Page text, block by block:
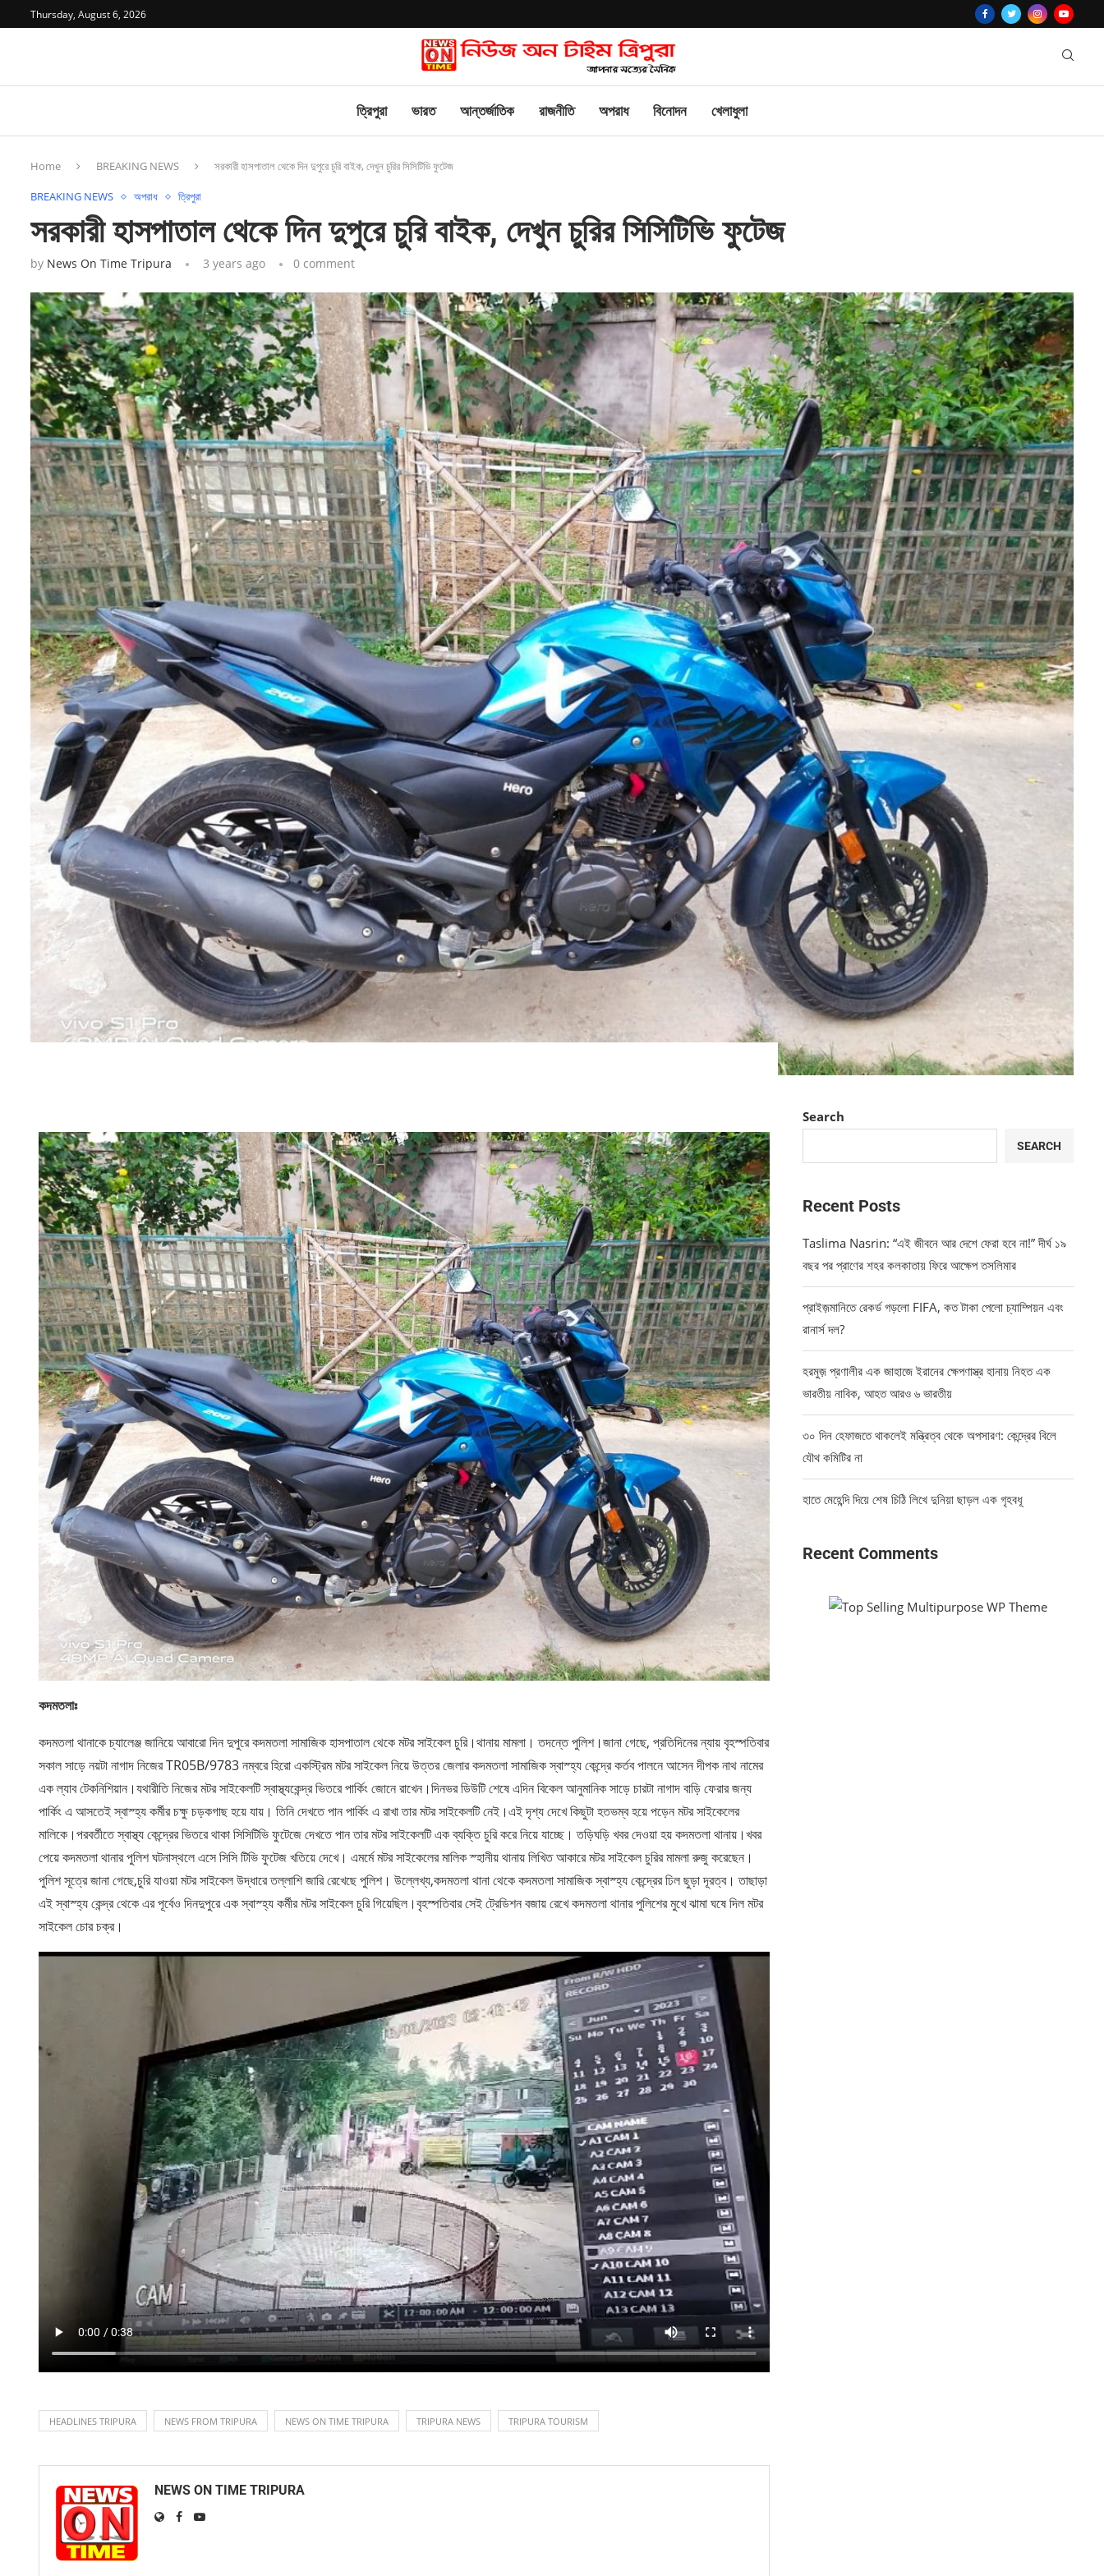
Thursday, August 6, 2026
ত্রিপুরা ভারত আন্তর্জাতিক রাজনীতি অপরাধ বিনোদন খেলাধুলা
Home BREAKING NEWS সরকারী হাসপাতাল থেকে দিন দুপুরে চুরি বাইক, দেখুন চুরির সিসিটিভি ফুটেজ
BREAKING NEWS অপরাধ ত্রিপুরা
সরকারী হাসপাতাল থেকে দিন দুপুরে চুরি বাইক, দেখুন চুরির সিসিটিভি ফুটেজ
by News On Time Tripura 3 years ago 0 comment
কদমতলাঃ
কদমতলা থানাকে চ্যালেঞ্জ জানিয়ে আবারো দিন দুপুরে কদমতলা সামাজিক হাসপাতাল থেকে মটর সাইকেল চুরি।থানায় মামলা। তদন্তে পুলিশ।জানা গেছে, প্রতিদিনের ন্যায় বৃহস্পতিবার
সকাল সাড়ে নয়টা নাগাদ নিজের TR05B/9783 নম্বরে হিরো একস্ট্রিম মটর সাইকেল নিয়ে উত্তর জেলার কদমতলা সামাজিক স্বাস্হ্য কেন্দ্রে কর্তব পালনে আসেন দীপক নাথ নামের
এক ল্যাব টেকনিশিয়ান।যথারীতি নিজের মটর সাইকেলটি স্বাস্থ্যকেন্দ্র ভিতরে পার্কিং জোনে রাখেন।দিনভর ডিউটি শেষে এদিন বিকেল আনুমানিক সাড়ে চারটা নাগাদ বাড়ি ফেরার জন্য
পার্কিং এ আসতেই স্বাস্হ্য কর্মীর চক্ষু চড়কগাছ হয়ে যায়। তিনি দেখতে পান পার্কিং এ রাখা তার মটর সাইকেলটি নেই।এই দৃশ্য দেখে কিছুটা হতভম্ব হয়ে পড়েন মটর সাইকেলের
মালিকে।পরবর্তীতে স্বাস্থ্য কেন্দ্রের ভিতরে থাকা সিসিটিভি ফুটেজে দেখতে পান তার মটর সাইকেলটি এক ব্যক্তি চুরি করে নিয়ে যাচ্ছে। তড়িঘড়ি খবর দেওয়া হয় কদমতলা থানায়।খবর
পেয়ে কদমতলা থানার পুলিশ ঘটনাস্থলে এসে সিসি টিভি ফুটেজ খতিয়ে দেখে। এমর্মে মটর সাইকেলের মালিক স্হানীয় থানায় লিখিত আকারে মটর সাইকেল চুরির মামলা রুজু করেছেন।
পুলিশ সূত্রে জানা গেছে,চুরি যাওয়া মটর সাইকেল উদ্ধারে তল্লাশি জারি রেখেছে পুলিশ। উল্লেখ্য,কদমতলা থানা থেকে কদমতলা সামাজিক স্বাস্হ্য কেন্দ্রের ঢিল ছুড়া দূরত্ব। তাছাড়া
এই স্বাস্হ্য কেন্দ্র থেকে এর পূর্বেও দিনদুপুরে এক স্বাস্হ্য কর্মীর মটর সাইকেল চুরি গিয়েছিল।বৃহস্পতিবার সেই ট্রেডিশন বজায় রেখে কদমতলা থানার পুলিশের মুখে ঝামা ঘষে দিল মটর
সাইকেল চোর চক্র।
HEADLINES TRIPURA NEWS FROM TRIPURA NEWS ON TIME TRIPURA TRIPURA NEWS TRIPURA TOURISM
NEWS ON TIME TRIPURA
Search
SEARCH
Recent Posts
Taslima Nasrin: “এই জীবনে আর দেশে ফেরা হবে না!” দীর্ঘ ১৯
বছর পর প্রাণের শহর কলকাতায় ফিরে আক্ষেপ তসলিমার
প্রাইজ়মানিতে রেকর্ড গড়লো FIFA, কত টাকা পেলো চ্যাম্পিয়ন এবং
রানার্স দল?
হরমুজ় প্রণালীর এক জাহাজে ইরানের ক্ষেপণাস্ত্র হানায় নিহত এক
ভারতীয় নাবিক, আহত আরও ৬ ভারতীয়
৩০ দিন হেফাজতে থাকলেই মন্ত্রিত্ব থেকে অপসারণ: কেন্দ্রের বিলে
যৌথ কমিটির না
হাতে মেহেন্দি দিয়ে শেষ চিঠি লিখে দুনিয়া ছাড়ল এক গৃহবধূ
Recent Comments